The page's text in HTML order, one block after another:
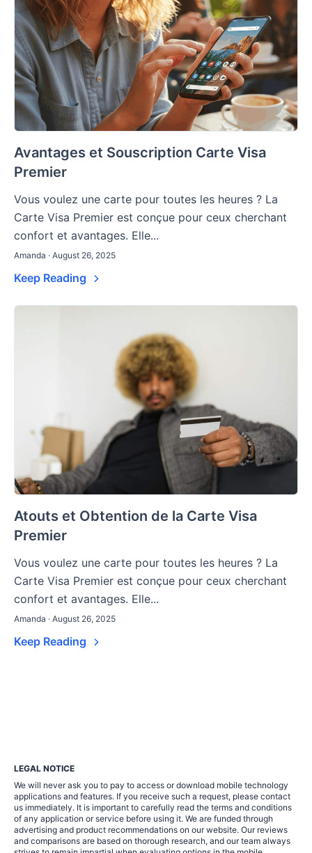
Avantages et Souscription Carte Visa
Premier
Vous voulez une carte pour toutes les heures ? La
Carte Visa Premier est conçue pour ceux cherchant
confort et avantages. Elle...
Amanda · August 26, 2025
Keep Reading
Atouts et Obtention de la Carte Visa
Premier
Vous voulez une carte pour toutes les heures ? La
Carte Visa Premier est conçue pour ceux cherchant
confort et avantages. Elle...
Amanda · August 26, 2025
Keep Reading
LEGAL NOTICE
We will never ask you to pay to access or download mobile technology
applications and features. If you receive such a request, please contact
us immediately. It is important to carefully read the terms and conditions
of any application or service before using it. We are funded through
advertising and product recommendations on our website. Our reviews
and comparisons are based on thorough research, and our team always